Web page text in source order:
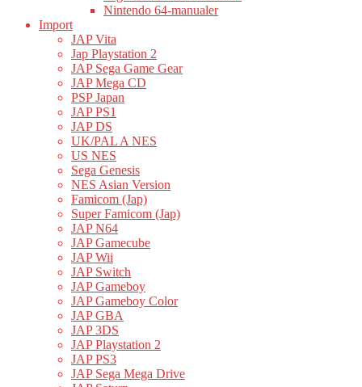
Nintendo 64-manualer
Import
JAP Vita
Jap Playstation 2
JAP Sega Game Gear
JAP Mega CD
PSP Japan
JAP PS1
JAP DS
UK/PAL A NES
US NES
Sega Genesis
NES Asian Version
Famicom (Jap)
Super Famicom (Jap)
JAP N64
JAP Gamecube
JAP Wii
JAP Switch
JAP Gameboy
JAP Gameboy Color
JAP GBA
JAP 3DS
JAP Playstation 2
JAP PS3
JAP Sega Mega Drive